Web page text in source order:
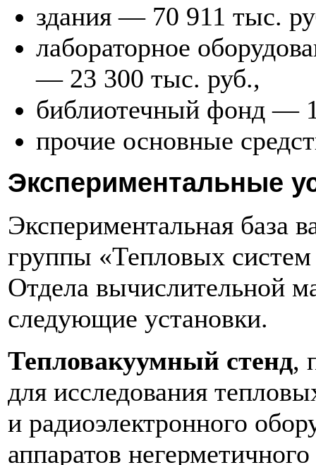
здания — 70 911 тыс.
лабораторное
— 23 300 тыс. руб.,
библиотечный фонд —
прочие основные
Экспериментальные
Экспериментальная база
группы «Тепловых систем
Отдела вычислительной
следующие установки.
Тепловакуумный стенд,
для исследования
и радиоэлектронного
аппаратов